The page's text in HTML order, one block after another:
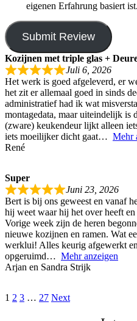
eigenen Erfahrung basiert ist.
Submit Review
Kozijnen met triple glas +
Juli 6, 2026
Het werk is goed afgeleverd, er
het zit er allemaal goed in sinds
administratief had ik wat
montagedata, maar uiteindelijk is
(zware) keukendeur lijkt alleen
iets moeilijker dicht gaat
Mehr
René
Super
Juni 23, 2026
Bert is bij ons geweest en vanaf
hij weet waar hij het over heeft
Vorige week zijn de heren
nieuwe kozijnen en ramen. Wat
werklui! Alles keurig afgewerkt
opgeruimd
Mehr anzeigen
Arjan en Sandra Strijk
Navigation
Seite
1 Seite
2 Seite
3 … Seite
27 Next